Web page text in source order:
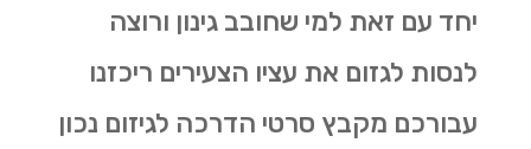
יחד עם זאת למי שחובב גינון ורוצה
לנסות לגזום את עציו הצעירים ריכזנו
עבורכם מקבץ סרטי הדרכה לגיזום נכון